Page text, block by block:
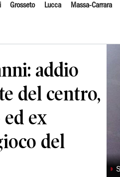
Grosseto Lucca Massa-Carrara
addio
del centro,
ex
del
◗